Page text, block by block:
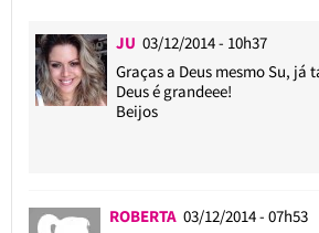
JU 03/12/2014 - 10h37
Graças a Deus mesmo Su, já
Deus é grandeee!
Beijos
ROBERTA 03/12/2014 - 07h53